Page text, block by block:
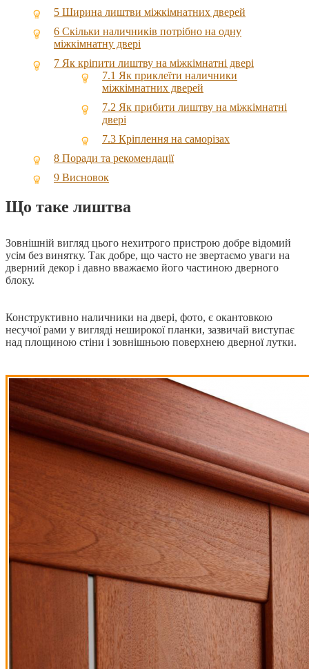
5 Ширина лиштви міжкімнатних дверей
6 Скільки наличників потрібно на одну
міжкімнатну двері
7 Як кріпити лиштву на міжкімнатні двері
7.1 Як приклеїти наличники
міжкімнатних дверей
7.2 Як прибити лиштву на міжкімнатні
двері
7.3 Кріплення на саморізах
8 Поради та рекомендації
9 Висновок
Що таке лиштва
Зовнішній вигляд цього нехитрого пристрою добре відомий
усім без винятку. Так добре, що часто не звертаємо уваги на
дверний декор і давно вважаємо його частиною дверного
блоку.
Конструктивно наличники на двері, фото, є окантовкою
несучої рами у вигляді неширокої планки, зазвичай виступає
над площиною стіни і зовнішньою поверхнею дверної лутки.